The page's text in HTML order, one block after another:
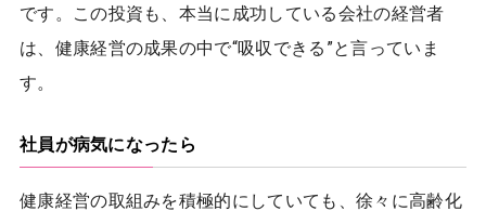
です。この投資も、本当に成功している会社の経営者
は、健康経営の成果の中で“吸収できる”と言っていま
す。
社員が病気になったら
健康経営の取組みを積極的にしていても、徐々に高齢化